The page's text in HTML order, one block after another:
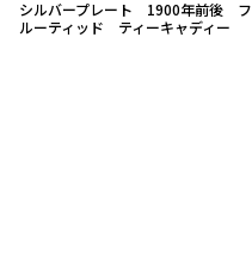
シルバープレート 1900年前後 フ
ルーティッド ティーキャディー